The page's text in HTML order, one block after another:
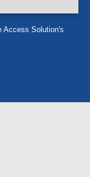
Access Solution's